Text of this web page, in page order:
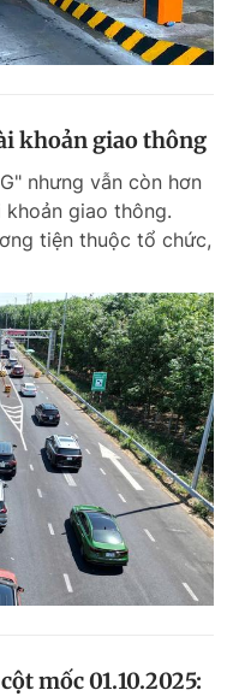
soạn Chính sách bảo
cấp ngày 24.3.2020
Niên. Cấm sao chép
thuận bằng văn bản.
khoản giao thông
nhưng vẫn còn hơn
giao thông.
tiện thuộc tổ chức,
mốc 01.10.2025: